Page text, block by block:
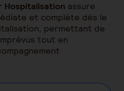
Hospitalisation assure
et complète dès le
permettant de
tout en